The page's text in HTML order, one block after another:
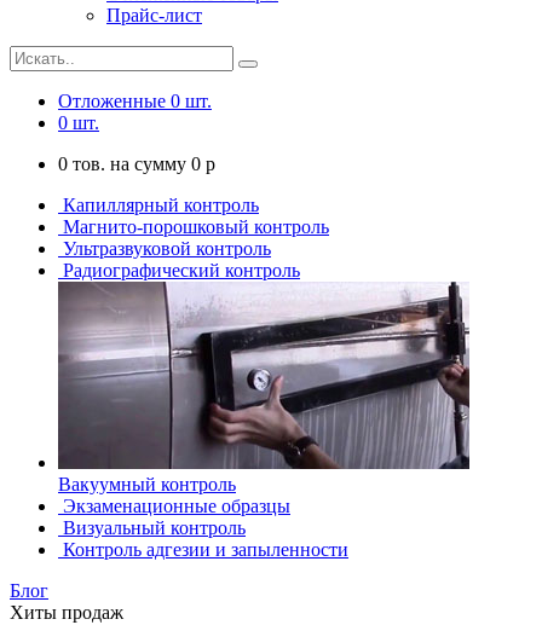
Прайс-лист
Отложенные 0 шт.
0 шт.
0 тов. на сумму 0 p
Капиллярный контроль
Магнито-порошковый контроль
Ультразвуковой контроль
Радиографический контроль
Вакуумный контроль
Экзаменационные образцы
Визуальный контроль
Контроль адгезии и запыленности
Блог
Хиты продаж